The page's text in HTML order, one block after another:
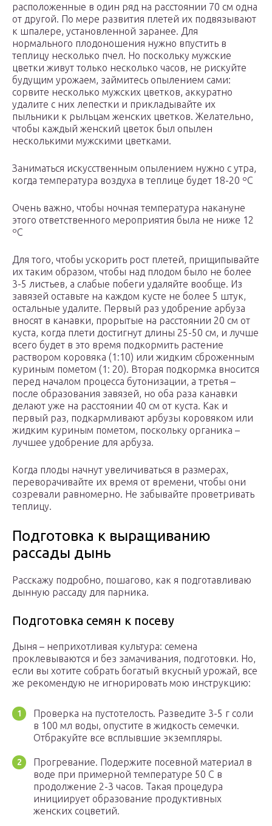
расположенные в один ряд на расстоянии 70 см одна
от другой. По мере развития плетей их подвязывают
к шпалере, установленной заранее. Для
нормального плодоношения нужно впустить в
теплицу несколько пчел. Но поскольку мужские
цветки живут только несколько часов, не рискуйте
будущим урожаем, займитесь опылением сами:
сорвите несколько мужских цветков, аккуратно
удалите с них лепестки и прикладывайте их
пыльники к рыльцам женских цветков. Желательно,
чтобы каждый женский цветок был опылен
несколькими мужскими цветками.
Заниматься искусственным опылением нужно с утра,
когда температура воздуха в теплице будет 18-20 ºC
Очень важно, чтобы ночная температура накануне
этого ответственного мероприятия была не ниже 12
ºC
Для того, чтобы ускорить рост плетей, прищипывайте
их таким образом, чтобы над плодом было не более
3-5 листьев, а слабые побеги удаляйте вообще. Из
завязей оставьте на каждом кусте не более 5 штук,
остальные удалите. Первый раз удобрение арбуза
вносят в канавки, прорытые на расстоянии 20 см от
куста, когда плети достигнут длины 25-50 см, и лучше
всего будет в это время подкормить растение
раствором коровяка (1:10) или жидким сброженным
куриным пометом (1: 20). Вторая подкормка вносится
перед началом процесса бутонизации, а третья –
после образования завязей, но оба раза канавки
делают уже на расстоянии 40 см от куста. Как и
первый раз, подкармливают арбузы коровяком или
жидким куриным пометом, поскольку органика –
лучшее удобрение для арбуза.
Когда плоды начнут увеличиваться в размерах,
переворачивайте их время от времени, чтобы они
созревали равномерно. Не забывайте проветривать
теплицу.
Подготовка к выращиванию
рассады дынь
Расскажу подробно, пошагово, как я подготавливаю
дынную рассаду для парника.
Подготовка семян к посеву
Дыня – неприхотливая культура: семена
проклевываются и без замачивания, подготовки. Но,
если вы хотите собрать богатый вкусный урожай, все
же рекомендую не игнорировать мою инструкцию:
Проверка на пустотелость. Разведите 3-5 г соли
в 100 мл воды, опустите в жидкость семечки.
Отбракуйте все всплывшие экземпляры.
Прогревание. Подержите посевной материал в
воде при примерной температуре 50 С в
продолжение 2-3 часов. Такая процедура
инициирует образование продуктивных
женских соцветий.